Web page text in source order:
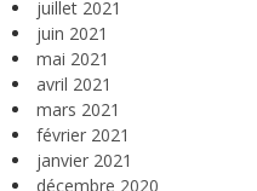
juillet 2021
juin 2021
mai 2021
avril 2021
mars 2021
février 2021
janvier 2021
décembre 2020